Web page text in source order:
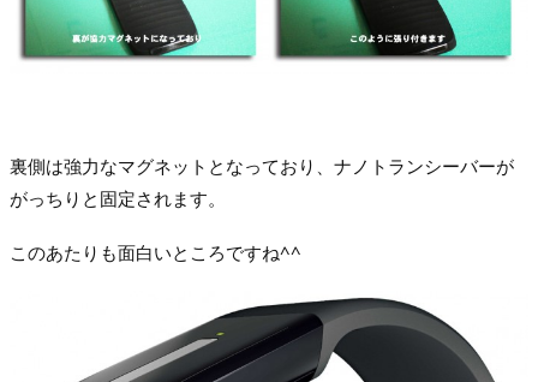
裏側は強力なマグネットとなっており、ナノトランシーバーが
がっちりと固定されます。
このあたりも面白いところですね^^